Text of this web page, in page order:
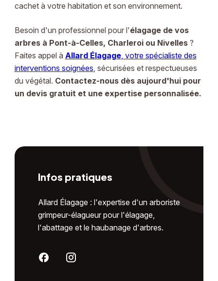
cachet à votre habitation et son environnement.
Besoin d'un professionnel pour l'élagage de vos
arbres à Pont-à-Celles, Charleroi ou Nivelles?
Faites appel à Allard Élagage, votre spécialiste des
interventions soignées , sécurisées et respectueuses
du végétal. Contactez-nous dès aujourd'hui pour
un devis gratuit et une expertise personnalisée.
Infos pratiques
Allard Élagage : l'expertise d'un arboriste
grimpeur-élagueur pour l'élagage,
l'abattage et le haubanage d'arbres.